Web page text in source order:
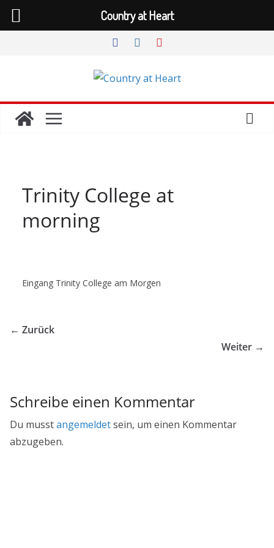
Trinity College at
morning
Eingang Trinity College am Morgen
← Zurück
Weiter →
Schreibe einen Kommentar
Du musstangemeldetsein, um einen Kommentar
abzugeben.
Country at Heart